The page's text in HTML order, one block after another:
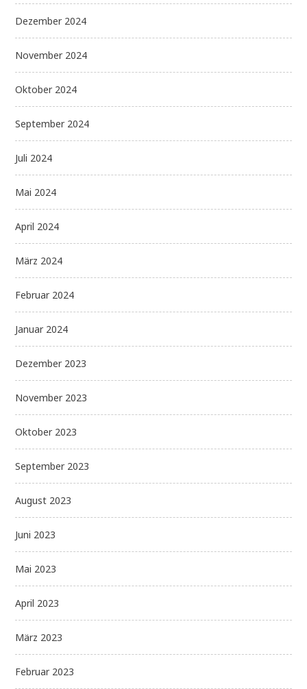
Dezember 2024
November 2024
Oktober 2024
September 2024
Juli 2024
Mai 2024
April 2024
März 2024
Februar 2024
Januar 2024
Dezember 2023
November 2023
Oktober 2023
September 2023
August 2023
Juni 2023
Mai 2023
April 2023
März 2023
Februar 2023